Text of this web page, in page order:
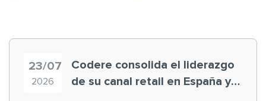
23/07
2026
Codere consolida el liderazgo
de su canal retail en España y